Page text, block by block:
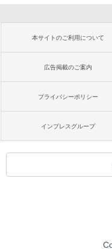
本サイトのご利用について
広告掲載のご案内
プライバシーポリシー
インプレスグループ